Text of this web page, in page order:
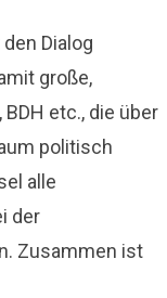
Dialog
große,
etc., die über
politisch
alle
der
Zusammen ist